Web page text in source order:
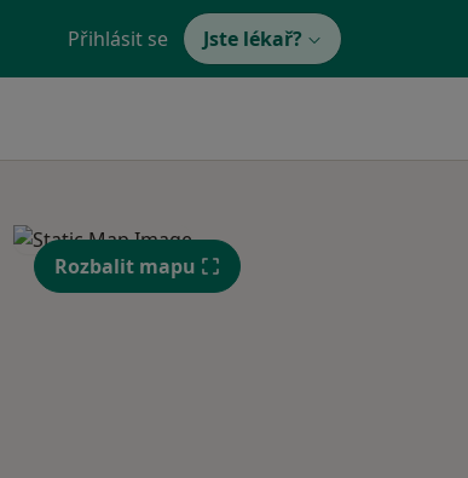
Přihlásit se Jste lékař?
Rozbalit mapu